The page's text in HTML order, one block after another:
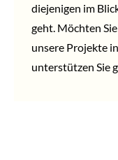
diejenigen im
geht. Möchten
unsere Projekte
unterstützen Sie